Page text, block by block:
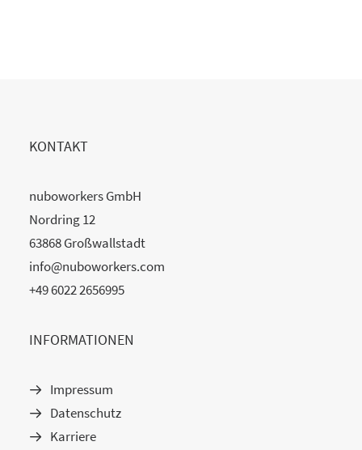
KONTAKT
nuboworkers GmbH
Nordring 12
63868 Großwallstadt
info@nuboworkers.com
+49 6022 2656995
INFORMATIONEN
Impressum
Datenschutz
Karriere